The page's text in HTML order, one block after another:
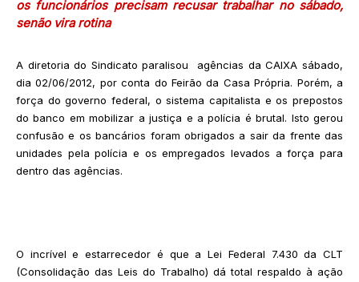
os funcionários precisam recusar trabalhar no sábado,
senão vira rotina
A diretoria do Sindicato paralisou agências da CAIXA sábado,
dia 02/06/2012, por conta do Feirão da Casa Própria. Porém, a
força do governo federal, o sistema capitalista e os prepostos
do banco em mobilizar a justiça e a polícia é brutal. Isto gerou
confusão e os bancários foram obrigados a sair da frente das
unidades pela polícia e os empregados levados a força para
dentro das agências.
O incrível e estarrecedor é que a Lei Federal 7.430 da CLT
(Consolidação das Leis do Trabalho) dá total respaldo à ação